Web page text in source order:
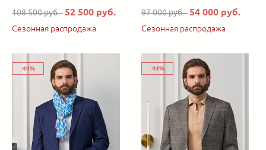
108 500 руб.52 500 руб.
Сезонная распродажа
97 000 руб. 54 000 руб.
Сезонная распродажа
-44% -44%